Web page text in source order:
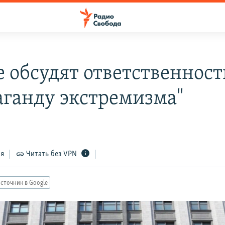
экстремизма"
Читать без VPN
в Google